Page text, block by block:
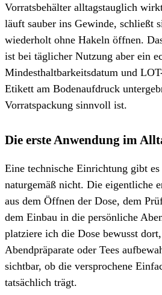
Vorratsbehälter alltagstauglich
läuft sauber ins Gewinde, schließt
wiederholt ohne Hakeln öffnen.
ist bei täglicher Nutzung aber ein
Mindesthaltbarkeitsdatum und
Etikett am Bodenaufdruck
Vorratspackung sinnvoll ist.
Die erste Anwendung im
Eine technische Einrichtung gibt
naturgemäß nicht. Die eigentliche
aus dem Öffnen der Dose, dem
dem Einbau in die persönliche
platziere ich die Dose bewusst
Abendpräparate oder Tees
sichtbar, ob die versprochene
tatsächlich trägt.